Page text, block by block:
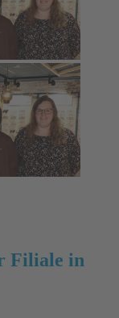
Filiale in